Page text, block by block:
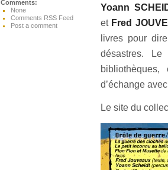
Yoann
et Fred
livres pour
désastres.
d’échange
Le site du
Comments:
None
Comments RSS Feed
Post a comment